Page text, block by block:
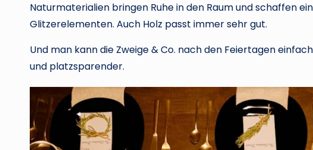
Naturmaterialien bringen Ruhe in den Raum und schaffen
Glitzerelementen. Auch Holz passt immer sehr gut.
Und man kann die Zweige & Co. nach den Feiertagen
und platzsparender.